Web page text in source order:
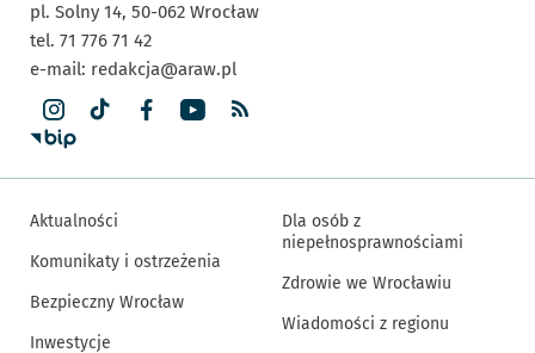
pl. Solny 14, 50-062 Wrocław
tel. 71 776 71 42
e-mail: redakcja@araw.pl
Aktualności
Komunikaty i ostrzeżenia
Bezpieczny Wrocław
Inwestycje
Dla osób z
niepełnosprawnościami
Zdrowie we Wrocławiu
Wiadomości z regionu